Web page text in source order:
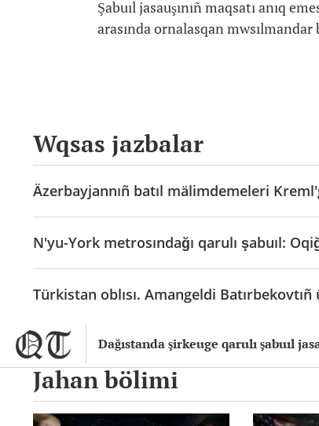
Dağıstanda şirkeuge qarulı şabuıl
Şabuıl jasauşınıñ maqsatı anıq
arasında ornalasqan mwsılmandar
Wqsas jazbalar
Äzerbayjannıñ batıl mälimdemeleri
N'yu-York metrosındağı qarulı şabuıl:
Türkistan oblısı. Amangeldi Batırbekovtıñ
Jahan bölimi